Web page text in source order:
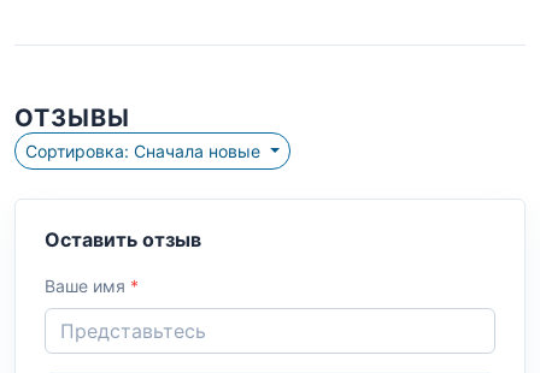
ОТЗЫВЫ
Сортировка: Сначала новые
Оставить отзыв
Ваше имя *